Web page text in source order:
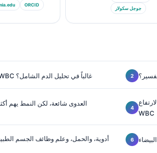
ORCID
جوجل سكولار
ماذا يعني ارتفاع WBC غالباً في تحليل الدم الشامل؟
العدوى شائعة، لكن النمط يهم
WBC
أدوية، والحمل، وعلم وظائف الجسم